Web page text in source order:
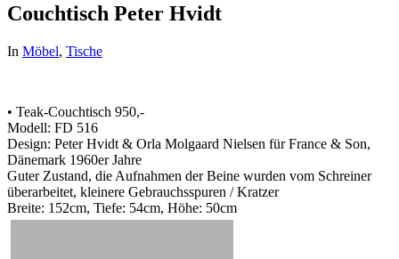
Couchtisch Peter Hvidt
In Möbel, Tische
• Teak-Couchtisch 950,-
Modell: FD 516
Design: Peter Hvidt & Orla Molgaard Nielsen für France & Son,
Dänemark 1960er Jahre
Guter Zustand, die Aufnahmen der Beine wurden vom Schreiner
überarbeitet, kleinere Gebrauchsspuren / Kratzer
Breite: 152cm, Tiefe: 54cm, Höhe: 50cm